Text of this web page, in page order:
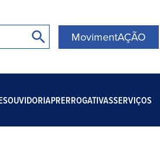
MovimentAÇÃO
OUVIDORIAPRERROGATIVASSERVIÇOS